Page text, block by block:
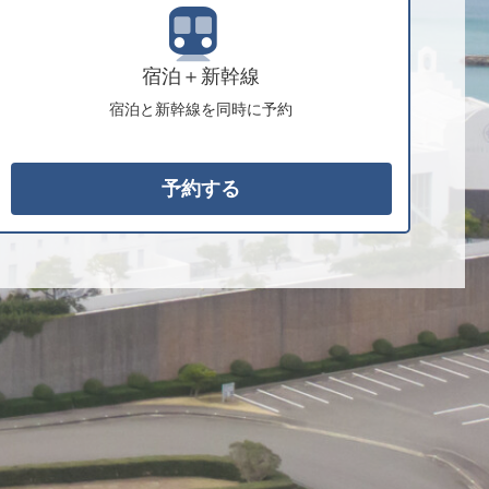
宿泊＋新幹線
宿泊と新幹線を同時に予約